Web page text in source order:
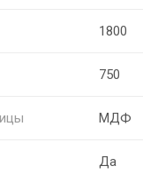
1800
750
МДФ
Да